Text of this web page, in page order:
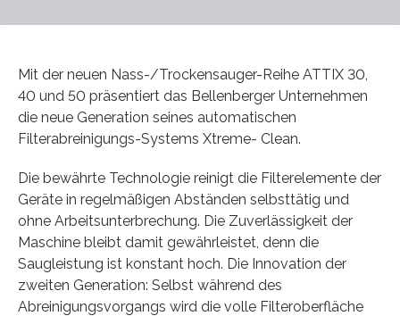
Mit der neuen Nass-/Trockensauger-Reihe ATTIX 30,
40 und 50 präsentiert das Bellenberger Unternehmen
die neue Generation seines automatischen
Filterabreinigungs-Systems Xtreme- Clean.
Die bewährte Technologie reinigt die Filterelemente der
Geräte in regelmäßigen Abständen selbsttätig und
ohne Arbeitsunterbrechung. Die Zuverlässigkeit der
Maschine bleibt damit gewährleistet, denn die
Saugleistung ist konstant hoch. Die Innovation der
zweiten Generation: Selbst während des
Abreinigungsvorgangs wird die volle Filteroberfläche